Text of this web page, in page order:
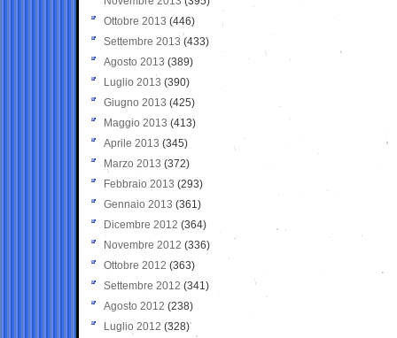
Ottobre 2013 (446)
Settembre 2013 (433)
Agosto 2013 (389)
Luglio 2013 (390)
Giugno 2013 (425)
Maggio 2013 (413)
Aprile 2013 (345)
Marzo 2013 (372)
Febbraio 2013 (293)
Gennaio 2013 (361)
Dicembre 2012 (364)
Novembre 2012 (336)
Ottobre 2012 (363)
Settembre 2012 (341)
Agosto 2012 (238)
Luglio 2012 (328)